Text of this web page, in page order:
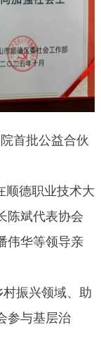
首批公益合伙
德职业技术大
陈斌代表协会
伟华等领导亲
振兴领域、助
参与基层治